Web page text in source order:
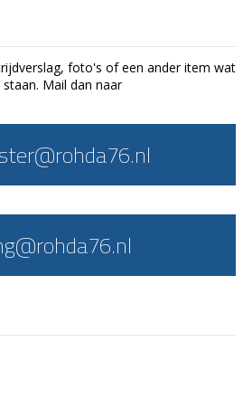
foto's of een ander item wat
Mail dan naar